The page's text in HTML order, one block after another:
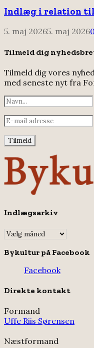
Indlæg i relation til
5. maj 20265. maj 20260
Tilmeld dig
Tilmeld dig vores
med seneste nyt fra
Indlægsarkiv
Indlægsarkiv
Bykultur på Facebook
Facebook
Direkte kontakt
Formand
Uffe Riis Sørensen
Næstformand